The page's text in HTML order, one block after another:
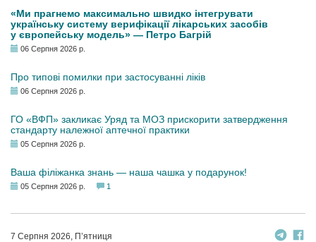
«Ми прагнемо максимально швидко інтегрувати
українську систему верифікації лікарських засобів
у європейську модель» — Петро Багрій
06 Серпня 2026 р.
Про типові помилки при застосуванні ліків
06 Серпня 2026 р.
ГО «ВФП» закликає Уряд та МОЗ прискорити затвердження
стандарту належної аптечної практики
05 Серпня 2026 р.
Ваша філіжанка знань — наша чашка у подарунок!
05 Серпня 2026 р. 1
7 Серпня 2026, П’ятниця